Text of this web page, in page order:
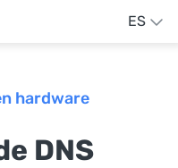
ES
hardware
DNS